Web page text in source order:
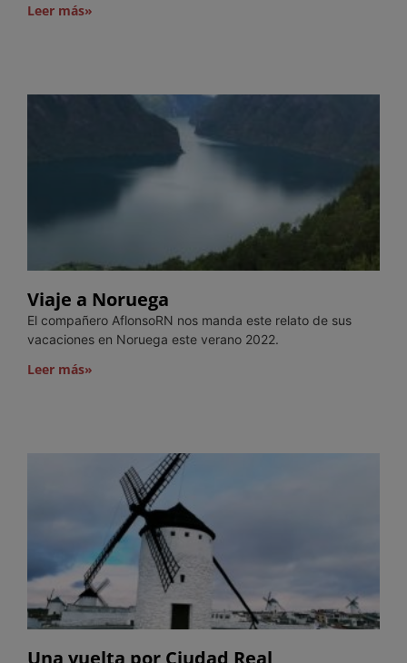
Leer más»
Viaje a Noruega
El compañero AflonsoRN nos manda este relato de sus
vacaciones en Noruega este verano 2022.
Leer más»
Una vuelta por Ciudad Real